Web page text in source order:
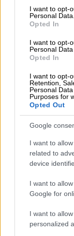
consent section.
I want to opt-
Personal Data.
Opted In
I want to opt-
Personal
Opted In
I want to opt-
Retention,
Personal
Purposes for
Opted Out
Google
I want to
related to
device
I want to
Google for
I want to
personalized
Ελλάδα|
Ιωάννινα:
5χρονος σε
Στο
κακώσεις
κάτω από τις